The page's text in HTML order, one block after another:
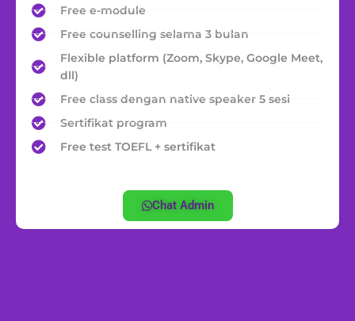
Free e-module
Free counselling selama 3 bulan
Flexible platform (Zoom, Skype, Google Meet,
dll)
Free class dengan native speaker 5 sesi
Sertifikat program
Free test TOEFL + sertifikat
Chat Admin